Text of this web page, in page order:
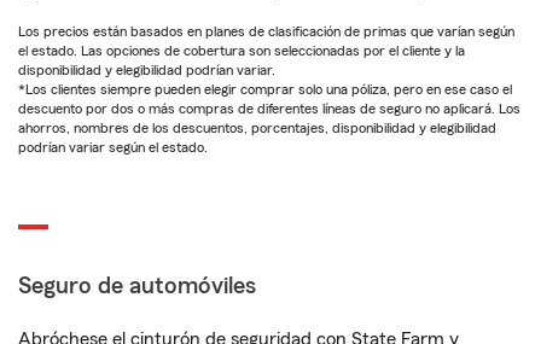
Los precios están basados en planes de clasificación de primas que varían según
el estado. Las opciones de cobertura son seleccionadas por el cliente y la
disponibilidad y elegibilidad podrían variar.
*Los clientes siempre pueden elegir comprar solo una póliza, pero en ese caso el
descuento por dos o más compras de diferentes líneas de seguro no aplicará. Los
ahorros, nombres de los descuentos, porcentajes, disponibilidad y elegibilidad
podrían variar según el estado.
Seguro de automóviles
Abróchese el cinturón de seguridad con State Farm y